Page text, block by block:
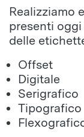
Realizziamo
presenti
delle
Offset
Digitale
Serigrafico
Tipografico